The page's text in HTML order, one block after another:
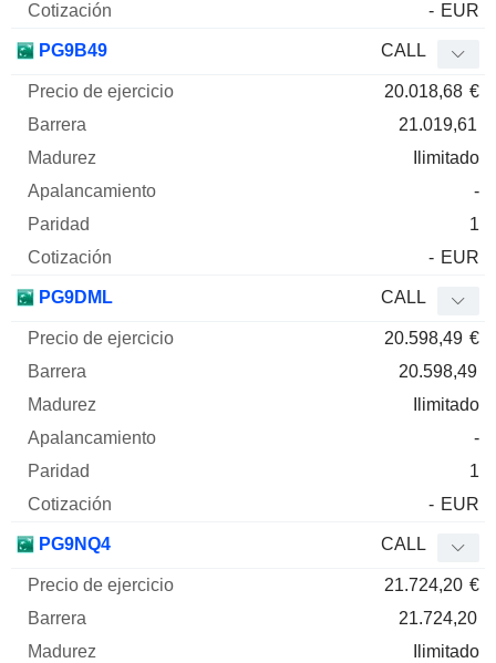
- EUR
PG9B49 CALL
20.018,68 €
21.019,61
Ilimitado
-
1
- EUR
PG9DML CALL
20.598,49 €
20.598,49
Ilimitado
-
1
- EUR
PG9NQ4 CALL
21.724,20 €
21.724,20
Ilimitado